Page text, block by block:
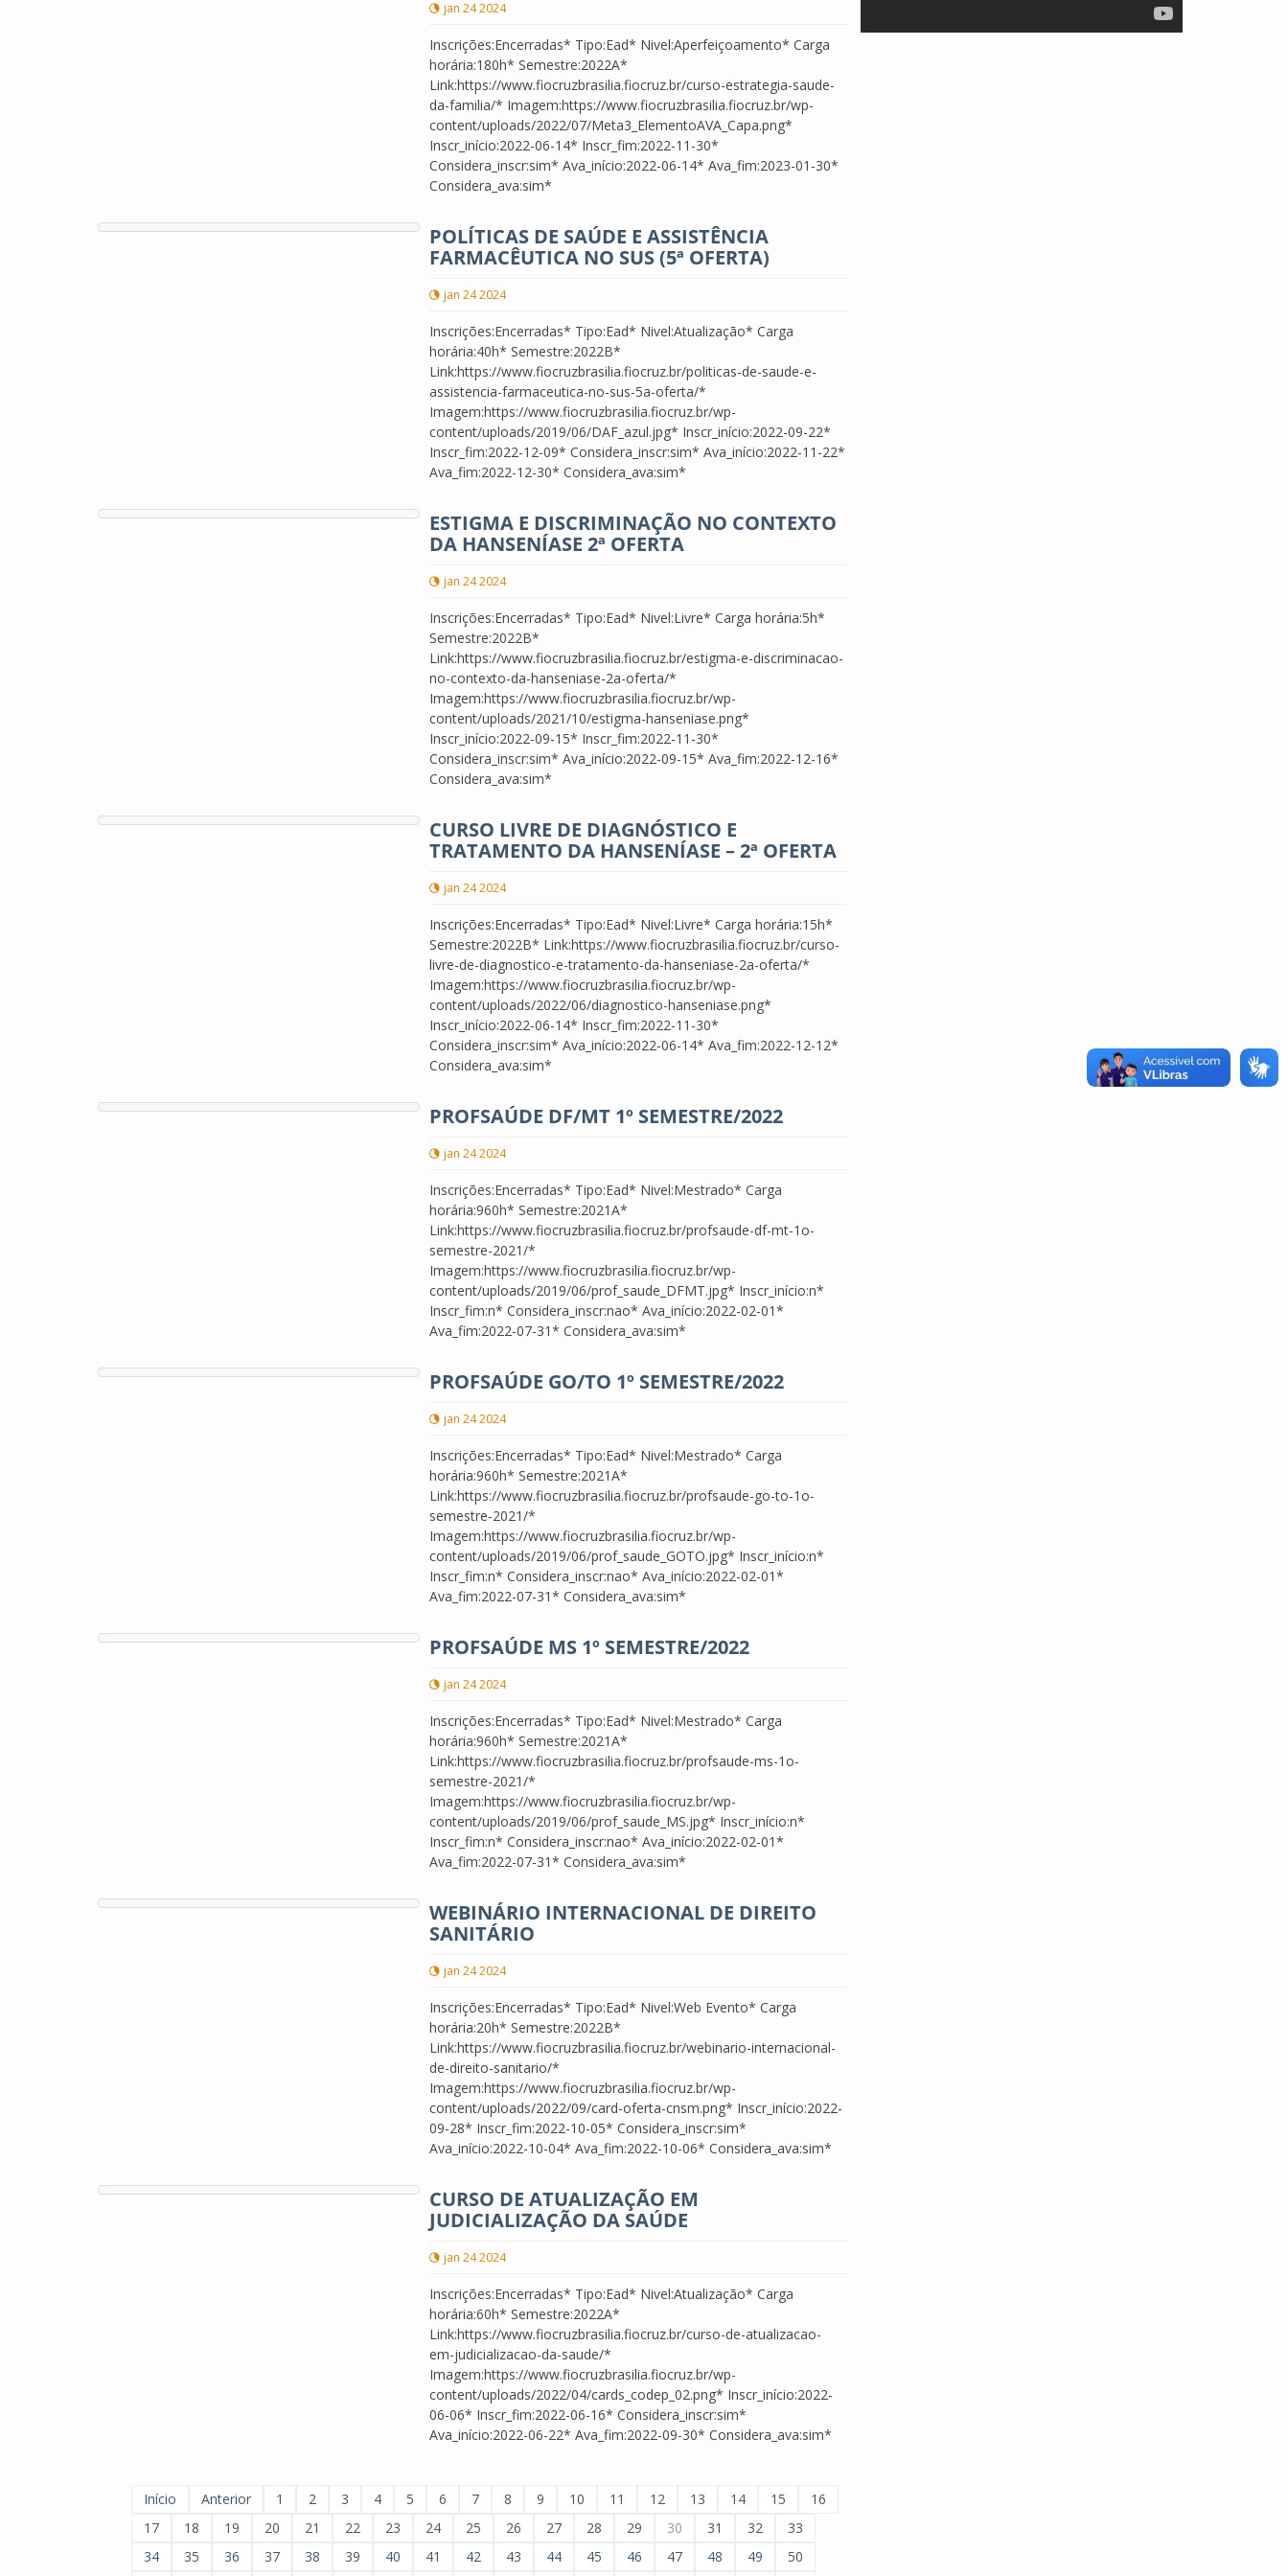
jan 24 2024
Inscrições:Encerradas* Tipo:Ead* Nivel:Aperfeiçoamento* Carga
horária:180h* Semestre:2022A*
Link:https://www.fiocruzbrasilia.fiocruz.br/curso-estrategia-saude-
da-familia/* Imagem:https://www.fiocruzbrasilia.fiocruz.br/wp-
content/uploads/2022/07/Meta3_ElementoAVA_Capa.png*
Inscr_início:2022-06-14* Inscr_fim:2022-11-30*
Considera_inscr:sim* Ava_início:2022-06-14* Ava_fim:2023-01-30*
Considera_ava:sim*
POLÍTICAS DE SAÚDE E ASSISTÊNCIA
FARMACÊUTICA NO SUS (5ª OFERTA)
jan 24 2024
Inscrições:Encerradas* Tipo:Ead* Nivel:Atualização* Carga
horária:40h* Semestre:2022B*
Link:https://www.fiocruzbrasilia.fiocruz.br/politicas-de-saude-e-
assistencia-farmaceutica-no-sus-5a-oferta/*
Imagem:https://www.fiocruzbrasilia.fiocruz.br/wp-
content/uploads/2019/06/DAF_azul.jpg* Inscr_início:2022-09-22*
Inscr_fim:2022-12-09* Considera_inscr:sim* Ava_início:2022-11-22*
Ava_fim:2022-12-30* Considera_ava:sim*
ESTIGMA E DISCRIMINAÇÃO NO CONTEXTO
DA HANSENÍASE 2ª OFERTA
jan 24 2024
Inscrições:Encerradas* Tipo:Ead* Nivel:Livre* Carga horária:5h*
Semestre:2022B*
Link:https://www.fiocruzbrasilia.fiocruz.br/estigma-e-discriminacao-
no-contexto-da-hanseniase-2a-oferta/*
Imagem:https://www.fiocruzbrasilia.fiocruz.br/wp-
content/uploads/2021/10/estigma-hanseniase.png*
Inscr_início:2022-09-15* Inscr_fim:2022-11-30*
Considera_inscr:sim* Ava_início:2022-09-15* Ava_fim:2022-12-16*
Considera_ava:sim*
CURSO LIVRE DE DIAGNÓSTICO E
TRATAMENTO DA HANSENÍASE – 2ª OFERTA
jan 24 2024
Inscrições:Encerradas* Tipo:Ead* Nivel:Livre* Carga horária:15h*
Semestre:2022B* Link:https://www.fiocruzbrasilia.fiocruz.br/curso-
livre-de-diagnostico-e-tratamento-da-hanseniase-2a-oferta/*
Imagem:https://www.fiocruzbrasilia.fiocruz.br/wp-
content/uploads/2022/06/diagnostico-hanseniase.png*
Inscr_início:2022-06-14* Inscr_fim:2022-11-30*
Considera_inscr:sim* Ava_início:2022-06-14* Ava_fim:2022-12-12*
Considera_ava:sim*
PROFSAÚDE DF/MT 1º SEMESTRE/2022
jan 24 2024
Inscrições:Encerradas* Tipo:Ead* Nivel:Mestrado* Carga
horária:960h* Semestre:2021A*
Link:https://www.fiocruzbrasilia.fiocruz.br/profsaude-df-mt-1o-
semestre-2021/*
Imagem:https://www.fiocruzbrasilia.fiocruz.br/wp-
content/uploads/2019/06/prof_saude_DFMT.jpg* Inscr_início:n*
Inscr_fim:n* Considera_inscr:nao* Ava_início:2022-02-01*
Ava_fim:2022-07-31* Considera_ava:sim*
PROFSAÚDE GO/TO 1º SEMESTRE/2022
jan 24 2024
Inscrições:Encerradas* Tipo:Ead* Nivel:Mestrado* Carga
horária:960h* Semestre:2021A*
Link:https://www.fiocruzbrasilia.fiocruz.br/profsaude-go-to-1o-
semestre-2021/*
Imagem:https://www.fiocruzbrasilia.fiocruz.br/wp-
content/uploads/2019/06/prof_saude_GOTO.jpg* Inscr_início:n*
Inscr_fim:n* Considera_inscr:nao* Ava_início:2022-02-01*
Ava_fim:2022-07-31* Considera_ava:sim*
PROFSAÚDE MS 1º SEMESTRE/2022
jan 24 2024
Inscrições:Encerradas* Tipo:Ead* Nivel:Mestrado* Carga
horária:960h* Semestre:2021A*
Link:https://www.fiocruzbrasilia.fiocruz.br/profsaude-ms-1o-
semestre-2021/*
Imagem:https://www.fiocruzbrasilia.fiocruz.br/wp-
content/uploads/2019/06/prof_saude_MS.jpg* Inscr_início:n*
Inscr_fim:n* Considera_inscr:nao* Ava_início:2022-02-01*
Ava_fim:2022-07-31* Considera_ava:sim*
WEBINÁRIO INTERNACIONAL DE DIREITO
SANITÁRIO
jan 24 2024
Inscrições:Encerradas* Tipo:Ead* Nivel:Web Evento* Carga
horária:20h* Semestre:2022B*
Link:https://www.fiocruzbrasilia.fiocruz.br/webinario-internacional-
de-direito-sanitario/*
Imagem:https://www.fiocruzbrasilia.fiocruz.br/wp-
content/uploads/2022/09/card-oferta-cnsm.png* Inscr_início:2022-
09-28* Inscr_fim:2022-10-05* Considera_inscr:sim*
Ava_início:2022-10-04* Ava_fim:2022-10-06* Considera_ava:sim*
CURSO DE ATUALIZAÇÃO EM
JUDICIALIZAÇÃO DA SAÚDE
jan 24 2024
Inscrições:Encerradas* Tipo:Ead* Nivel:Atualização* Carga
horária:60h* Semestre:2022A*
Link:https://www.fiocruzbrasilia.fiocruz.br/curso-de-atualizacao-
em-judicializacao-da-saude/*
Imagem:https://www.fiocruzbrasilia.fiocruz.br/wp-
content/uploads/2022/04/cards_codep_02.png* Inscr_início:2022-
06-06* Inscr_fim:2022-06-16* Considera_inscr:sim*
Ava_início:2022-06-22* Ava_fim:2022-09-30* Considera_ava:sim*
Início Anterior 1 2 3 4 5 6 7 8 9 10 11 12 13 14 15
16
17
18 19 20 21 22 23 24 25 26 27 28 29 30 31 32
33
34
35 36 37 38 39 40 41 42 43 44 45 46 47 48 49 50